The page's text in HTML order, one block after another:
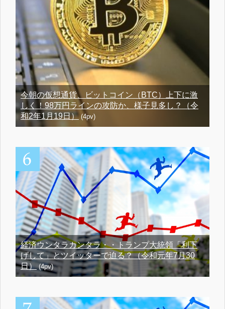
今朝の仮想通貨、ビットコイン（BTC）上下に激
しく！98万円ラインの攻防か、様子見多し？（令
和2年1月19日） (4pv)
経済ウンタラカンタラ・・トランプ大統領「利下
げして」とツイッターで迫る？（令和元年7月30
日）(4pv)